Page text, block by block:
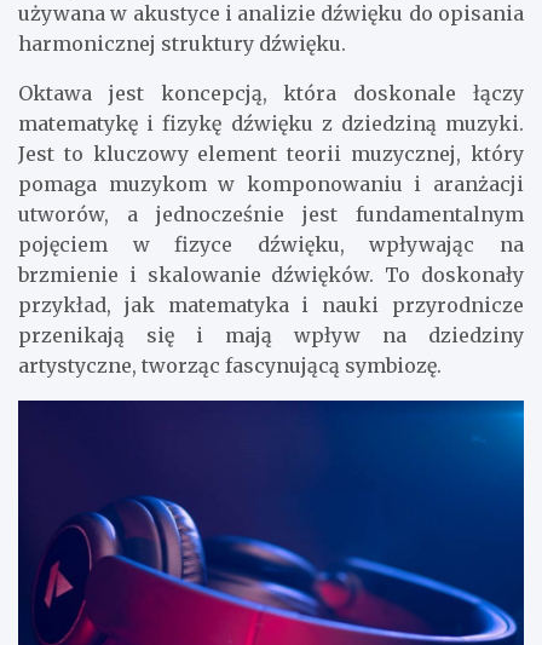
używana w akustyce i analizie dźwięku do opisania
harmonicznej struktury dźwięku.
Oktawa jest koncepcją, która doskonale łączy
matematykę i fizykę dźwięku z dziedziną muzyki.
Jest to kluczowy element teorii muzycznej, który
pomaga muzykom w komponowaniu i aranżacji
utworów, a jednocześnie jest fundamentalnym
pojęciem w fizyce dźwięku, wpływając na
brzmienie i skalowanie dźwięków. To doskonały
przykład, jak matematyka i nauki przyrodnicze
przenikają się i mają wpływ na dziedziny
artystyczne, tworząc fascynującą symbiozę.